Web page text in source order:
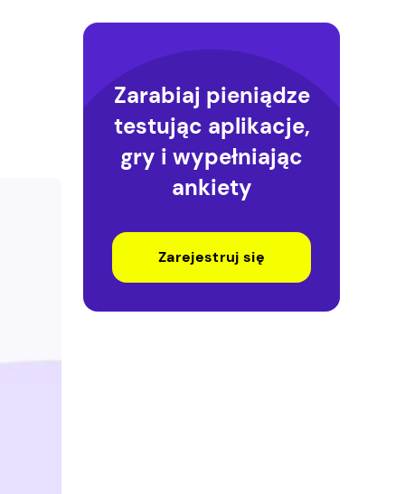
Zarabiaj pieniądze
testując aplikacje,
gry i wypełniając
ankiety
Zarejestruj się